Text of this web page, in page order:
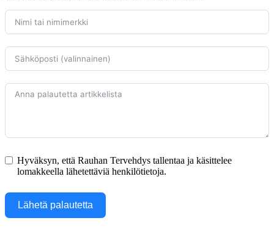
Hyväksyn, että Rauhan Tervehdys tallentaa ja käsittelee
lomakkeella lähetettäviä henkilötietoja.
Lähetä palautetta